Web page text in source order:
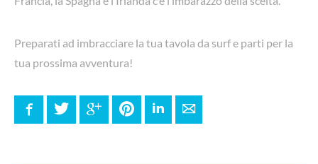
Preparati ad imbracciare la tua tavola da surf e parti per la
tua prossima avventura!
FacebookTwitter Google+ PinterestLinkedInE-mail